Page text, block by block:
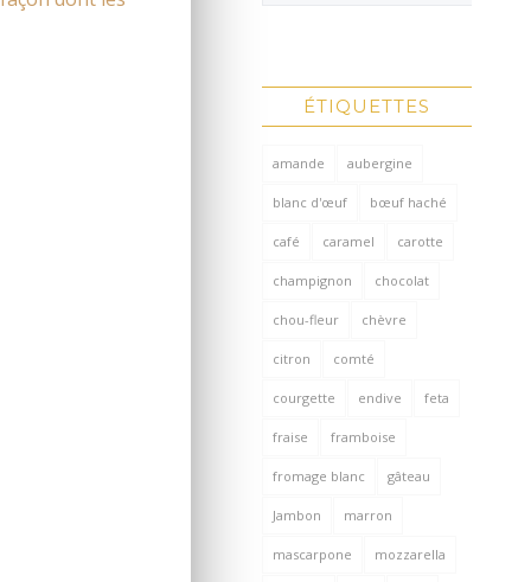
ÉTIQUETTES
amande aubergine
blanc d'œuf bœuf haché
café caramel carotte
champignon chocolat
chou-fleur chèvre
citron comté
courgette endive feta
fraise framboise
fromage blanc gâteau
Jambon marron
mascarpone mozzarella